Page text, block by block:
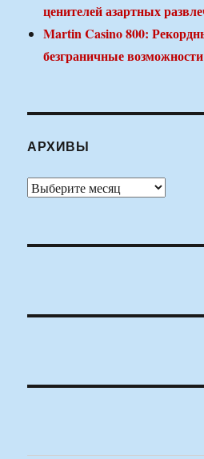
ценителей азартных
Martin Casino 800:
безграничные
АРХИВЫ
Архивы